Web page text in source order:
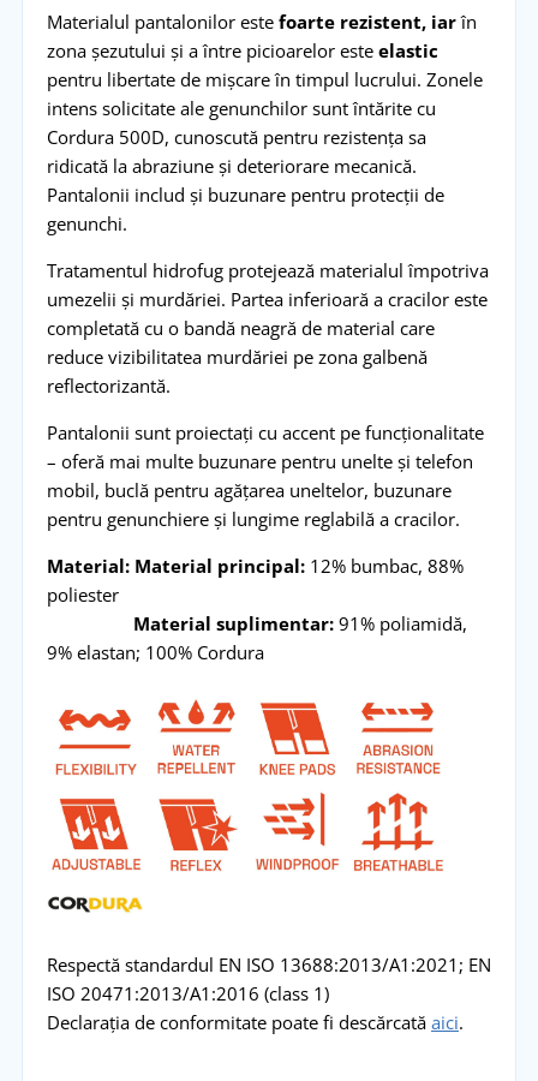
Materialul pantalonilor este foarte rezistent, iarîn
zona șezutului și a între picioarelor este elastic
pentru libertate de mișcare în timpul lucrului. Zonele
intens solicitate ale genunchilor sunt întărite cu
Cordura 500D, cunoscută pentru rezistența sa
ridicată la abraziune și deteriorare mecanică.
Pantalonii includ și buzunare pentru protecții de
genunchi.
Tratamentul hidrofug protejează materialul împotriva
umezelii și murdăriei. Partea inferioară a cracilor este
completată cu o bandă neagră de material care
reduce vizibilitatea murdăriei pe zona galbenă
reflectorizantă.
Pantalonii sunt proiectați cu accent pe funcționalitate
– oferă mai multe buzunare pentru unelte și telefon
mobil, buclă pentru agățarea uneltelor, buzunare
pentru genunchiere și lungime reglabilă a cracilor.
Material: Material principal:12% bumbac, 88%
poliester
Material suplimentar:91% poliamidă,
9% elastan; 100% Cordura
Respectă standardul EN ISO 13688:2013/A1:2021; EN
ISO 20471:2013/A1:2016 (class 1)
Declarația de conformitate poate fi descărcată aici.